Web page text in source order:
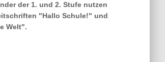
der 1. und 2. Stufe nutzen
"Hallo Schule!" und
Welt".